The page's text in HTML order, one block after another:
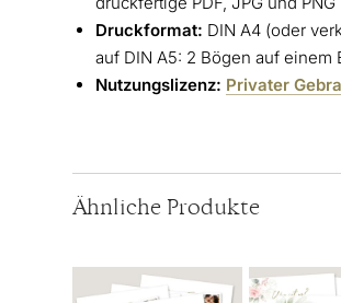
Druckformat: DIN A4 (oder
auf DIN A5: 2 Bögen auf einem
Nutzungslizenz: Privater
Ähnliche Produkte
Dieses